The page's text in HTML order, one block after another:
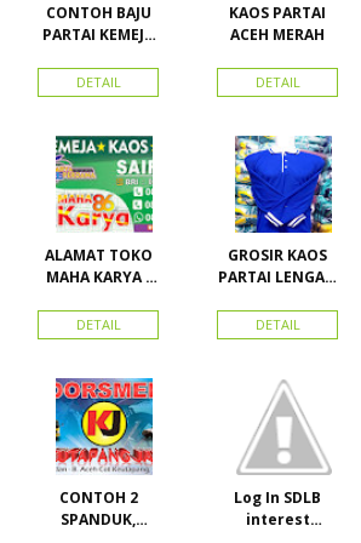
CONTOH BAJU
PARTAI KEMEJA
SEMUA ATRIBUT
PARTAI
DETAIL
KAOS PARTAI
ACEH MERAH
DETAIL
ALAMAT TOKO
MAHA KARYA /
PERDANA 411
DETAIL
GROSIR KAOS
PARTAI LENGAN
MURAH
LACOSTE SEMUA
STOK
DETAIL
CONTOH 2
SPANDUK,
Log In SDLB
interest